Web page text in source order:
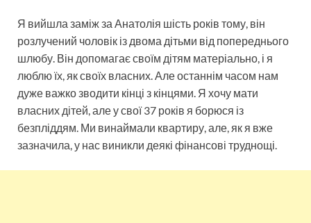
Я вийшла заміж за Анатолія шість років тому, він
розлучений чоловік із двома дітьми від попереднього
шлюбу. Він допомагає своїм дітям матеріально, і я
люблю їх, як своїх власних. Але останнім часом нам
дуже важко зводити кінці з кінцями. Я хочу мати
власних дітей, але у свої 37 років я борюся із
безпліддям. Ми винаймали квартиру, але, як я вже
зазначила, у нас виникли деякі фінансові труднощі.